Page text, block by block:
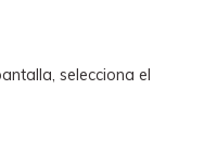
selecciona el